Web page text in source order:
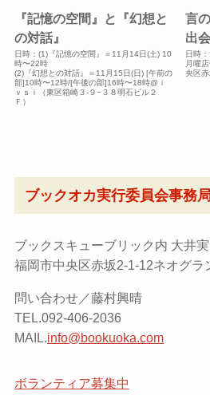
『記憶の空間』と『幻想と
の対話』
日時：(1)『記憶の空間』＝11月14日(土) 10
時〜22時
(2)『幻想との対話』＝11月15日(日) [午前の
部]10時〜12時/[午後の部]16時〜18時@ｉ
ｖｓｉ（東区箱崎３-９−３８明石ビル２
Ｆ）
言
出
日時
月曜
央区
ブックオカ実行委員会事務
ブックスキューブリック内 大井実
福岡市中央区赤坂2-1-12ネオグラ
問い合わせ／藤村興晴
TEL.092-406-2036
MAIL.info@bookuoka.com
ボランティア募集中